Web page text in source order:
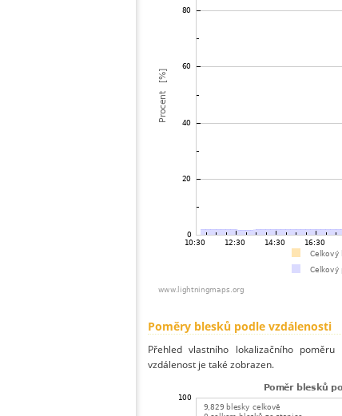
Poměry blesků podle vzdálenosti
Přehled vlastního lokalizačního
vzdálenost je také zobrazen.